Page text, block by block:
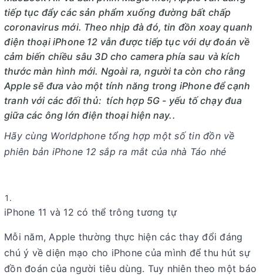
tiếp tục đẩy các sản phẩm xuống đường bất chấp
coronavirus mới. Theo nhịp đà đó, tin đồn xoay quanh
điện thoại iPhone 12 vẫn được tiếp tục với dự đoán về
cảm biến chiều sâu 3D cho camera phía sau và kích
thước màn hình mới. Ngoài ra, người ta còn cho rằng
Apple sẽ đưa vào một tính năng trong iPhone để cạnh
tranh với các đối thủ: tích hợp 5G - yếu tố chạy đua
giữa các ông lớn điện thoại hiện nay..
Hãy cùng Worldphone tổng hợp một số tin đồn về
phiên bản iPhone 12 sắp ra mắt của nhà Táo nhé
iPhone 11 và 12 có thể trông tương tự
Mỗi năm, Apple thường thực hiện các thay đổi đáng
chú ý về diện mạo cho iPhone của mình để thu hút sự
đồn đoán của người tiêu dùng. Tuy nhiên theo một báo